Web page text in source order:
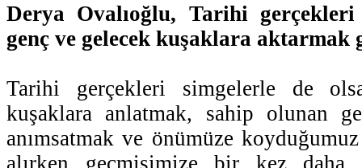
Derya Ovalıoğlu, Tarihi
genç ve gelecek kuşaklara aktarmak
Tarihi gerçekleri simgelerle de
kuşaklara anlatmak, sahip olunan
anımsatmak ve önümüze
alırken geçmişimize bir kez daha